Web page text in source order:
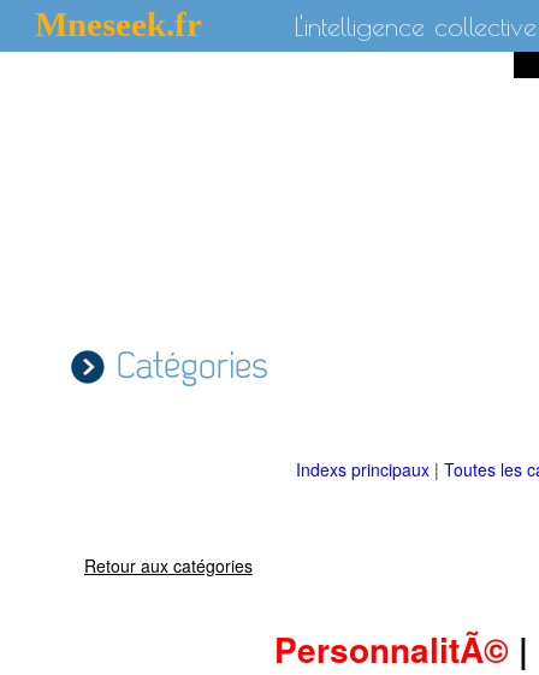
Mneseek.fr L'intelligence collective
Catégories
Indexs principaux | Toutes les
Retour aux catégories
PersonnalitÃ© |